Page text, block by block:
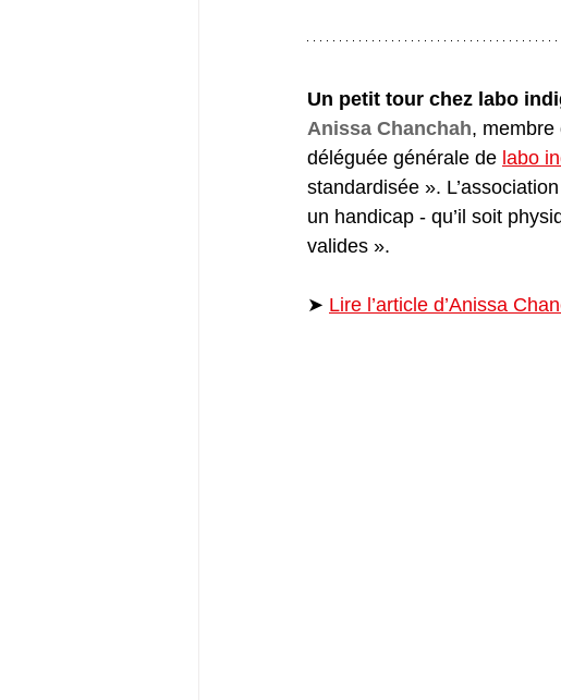
Un petit tour chez labo
Anissa Chanchah, membre
déléguée générale de labo
standardisée ».
un handicap - qu’il soit
valides ».
➤ Lire l’article d’Anissa